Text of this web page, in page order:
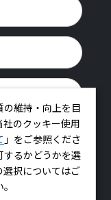
維持・向上を目
のクッキー使用
」をご参照くださ
するかどうかを選
択についてはご